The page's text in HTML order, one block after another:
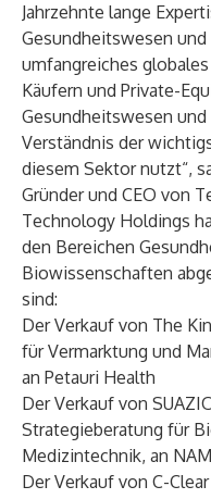
Jahrzehnte lange
Gesundheitswesen
umfangreiches
Käufern und Private-
Gesundheitswesen
Verständnis der
diesem Sektor nutzt“,
Gründer und CEO von
Technology Holdings
den Bereichen
Biowissenschaften
sind:
Der Verkauf von The
für Vermarktung und
an Petauri Health
Der Verkauf von
Strategieberatung für
Medizintechnik, an
Der Verkauf von C-